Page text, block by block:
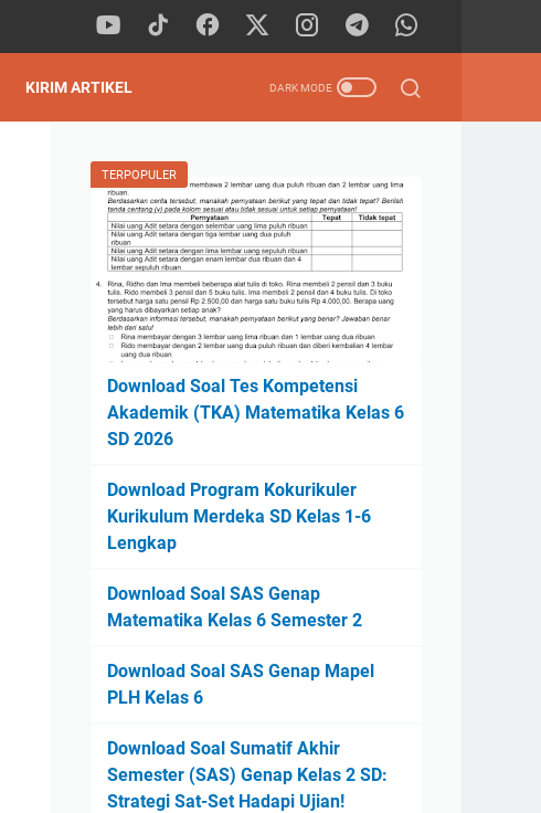
KIRIM ARTIKEL
TERPOPULER
Download Soal Tes Kompetensi
Akademik (TKA) Matematika Kelas 6
SD 2026
Download Program Kokurikuler
Kurikulum Merdeka SD Kelas 1-6
Lengkap
Download Soal SAS Genap
Matematika Kelas 6 Semester 2
Download Soal SAS Genap Mapel
PLH Kelas 6
Download Soal Sumatif Akhir
Semester (SAS) Genap Kelas 2 SD:
Strategi Sat-Set Hadapi Ujian!